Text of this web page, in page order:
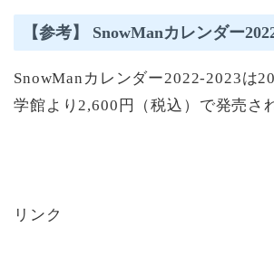
【参考】 SnowManカレンダー
SnowManカレンダー2022-2023は
学館より2,600円（税込）で発売さ
リンク